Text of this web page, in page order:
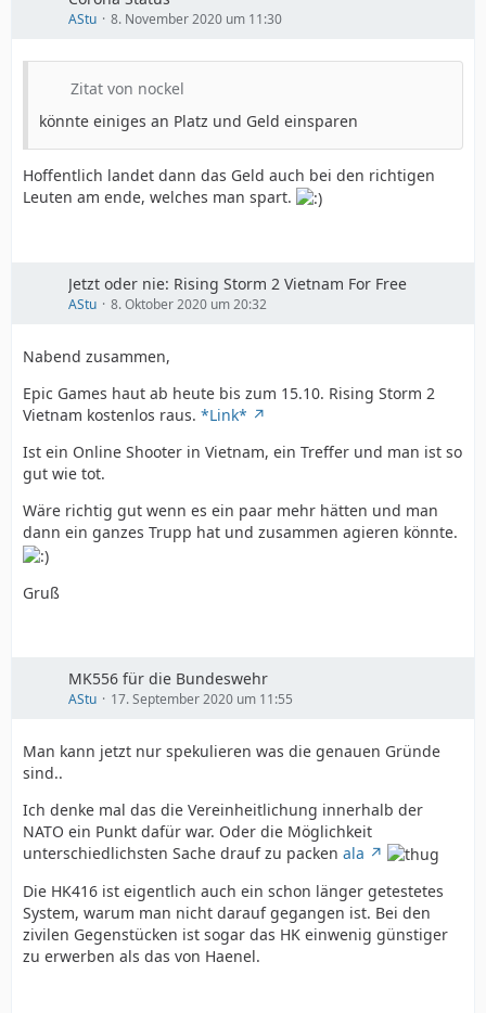
AStu 8. November 2020 um 11:30
Zitat von nockel
könnte einiges an Platz und Geld einsparen
Hoffentlich landet dann das Geld auch bei den richtigen
Leuten am ende, welches man spart.
Jetzt oder nie: Rising Storm 2 Vietnam For Free
AStu 8. Oktober 2020 um 20:32
Nabend zusammen,
Epic Games haut ab heute bis zum 15.10. Rising Storm 2
Vietnam kostenlos raus. *Link*
Ist ein Online Shooter in Vietnam, ein Treffer und man ist so
gut wie tot.
Wäre richtig gut wenn es ein paar mehr hätten und man
dann ein ganzes Trupp hat und zusammen agieren könnte.
Gruß
MK556 für die Bundeswehr
AStu 17. September 2020 um 11:55
Man kann jetzt nur spekulieren was die genauen Gründe
sind..
Ich denke mal das die Vereinheitlichung innerhalb der
NATO ein Punkt dafür war. Oder die Möglichkeit
unterschiedlichsten Sache drauf zu packen ala
Die HK416 ist eigentlich auch ein schon länger getestetes
System, warum man nicht darauf gegangen ist. Bei den
zivilen Gegenstücken ist sogar das HK einwenig günstiger
zu erwerben als das von Haenel.